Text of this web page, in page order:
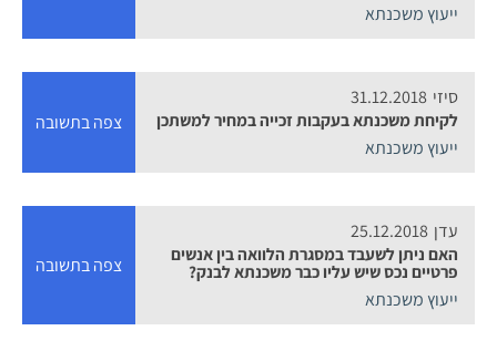
ייעוץ משכנתא
סיזי 31.12.2018
לקיחת משכנתא בעקבות זכייה במחיר למשתכן
ייעוץ משכנתא
צפה בתשובה
עדן 25.12.2018
האם ניתן לשעבד במסגרת הלוואה בין אנשים
פרטיים נכס שיש עליו כבר משכנתא לבנק?
ייעוץ משכנתא
צפה בתשובה